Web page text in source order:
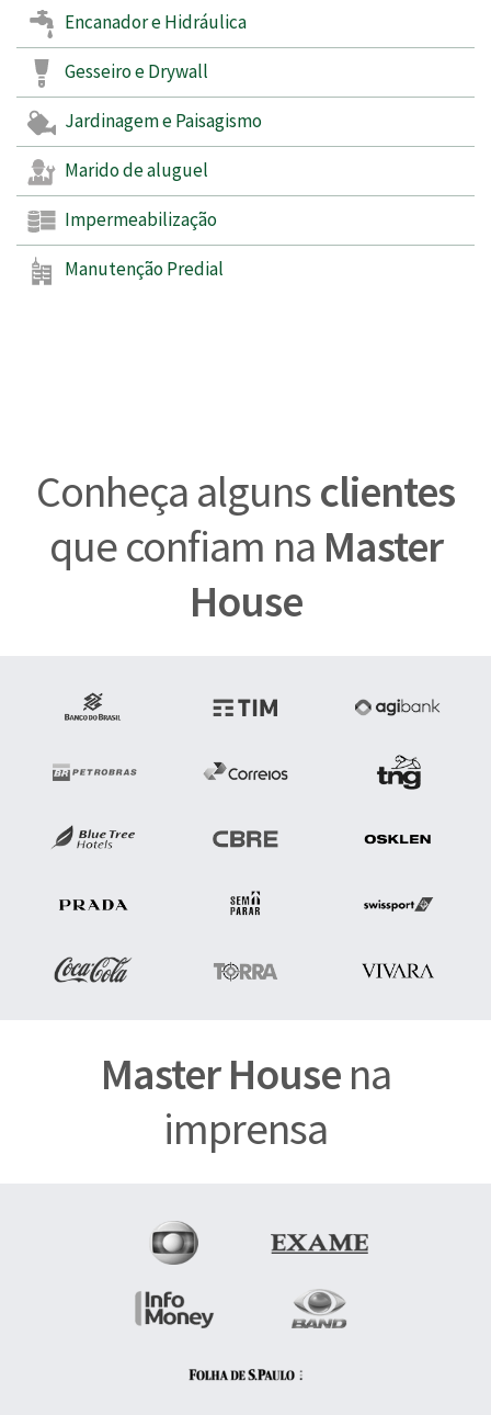
Encanador e Hidráulica
Gesseiro e Drywall
Jardinagem e Paisagismo
Marido de aluguel
Impermeabilização
Manutenção Predial
Conheça algunsclientes
que confiam na Master
House
Master Housena
imprensa